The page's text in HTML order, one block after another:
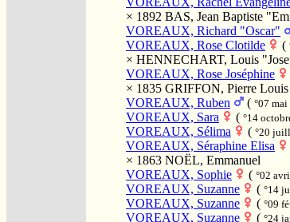
× 1892 BAS, Jean Baptiste
VOREAUX, Richard "Oscar"
VOREAUX, Rose Clotilde
(
× HENNECHART, Louis
VOREAUX, Rose Joséphine
× 1835 GRIFFON, Pierre
VOREAUX, Ruben
( °07
VOREAUX, Sara
( °14
VOREAUX, Sélima
( °20
VOREAUX, Séraphine Elisa
× 1863 NOËL, Emmanuel
VOREAUX, Sophie
( °02
VOREAUX, Suzanne
( °14
VOREAUX, Suzanne
( °09
VOREAUX, Suzanne
( °24